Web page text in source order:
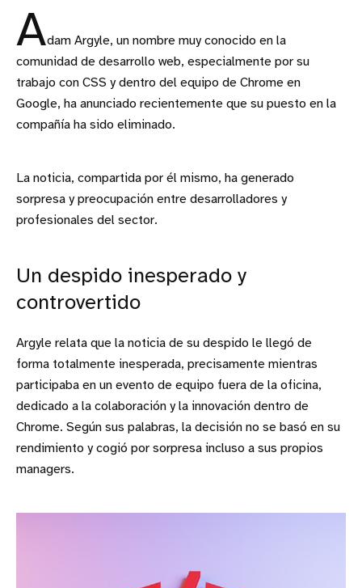
Adam Argyle, un nombre muy conocido en la
comunidad de desarrollo web, especialmente por su
trabajo con CSS y dentro del equipo de Chrome en
Google, ha anunciado recientemente que su puesto en la
compañía ha sido eliminado.
La noticia, compartida por él mismo, ha generado
sorpresa y preocupación entre desarrolladores y
profesionales del sector.
Un despido inesperado y
controvertido
Argyle relata que la noticia de su despido le llegó de
forma totalmente inesperada, precisamente mientras
participaba en un evento de equipo fuera de la oficina,
dedicado a la colaboración y la innovación dentro de
Chrome. Según sus palabras, la decisión no se basó en su
rendimiento y cogió por sorpresa incluso a sus propios
managers.